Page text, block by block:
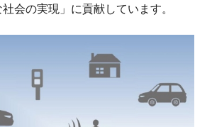
会の実現」に貢献しています。